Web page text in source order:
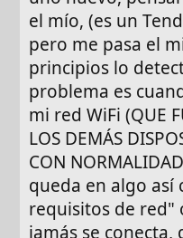
el mío, (es un
pero me pasa el
principios lo
problema es
mi red WiFi (QUE
LOS DEMÁS
CON
queda en algo así
requisitos de red"
jamás se